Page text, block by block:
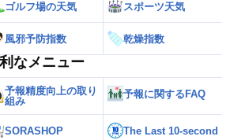
ゴルフ場の天気 スポーツ天気
風邪予防指数 乾燥指数
なメニュー
予報精度向上の取り
組み
予報に関するFAQ
SORASHOP The Last 10-second